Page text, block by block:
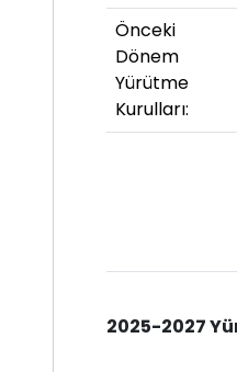
Önceki
Dönem
Yürütme
Kurulları:
2025-2027